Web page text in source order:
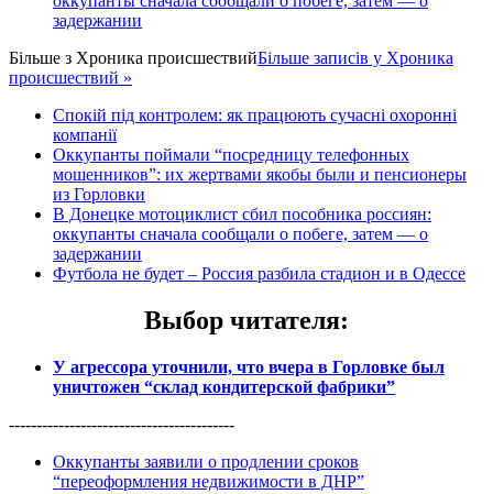
задержании
Більше з Хроника происшествийБільше записів у Хроника
происшествий »
Спокій під контролем: як працюють сучасні охоронні
компанії
Оккупанты поймали “посредницу телефонных
мошенников”: их жертвами якобы были и пенсионеры
из Горловки
В Донецке мотоциклист сбил пособника россиян:
оккупанты сначала сообщали о побеге, затем — о
задержании
Футбола не будет – Россия разбила стадион и в Одессе
Выбор читателя:
У агрессора уточнили, что вчера в Горловке был
уничтожен “склад кондитерской фабрики”
-----------------------------------------
Оккупанты заявили о продлении сроков
“переоформления недвижимости в ДНР”